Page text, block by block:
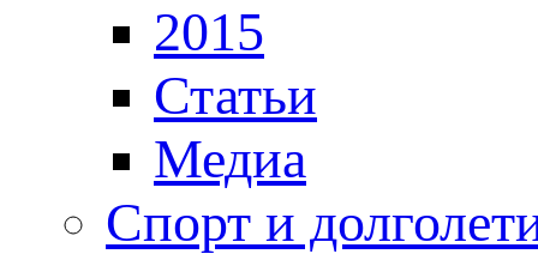
2015
Статьи
Медиа
Спорт и